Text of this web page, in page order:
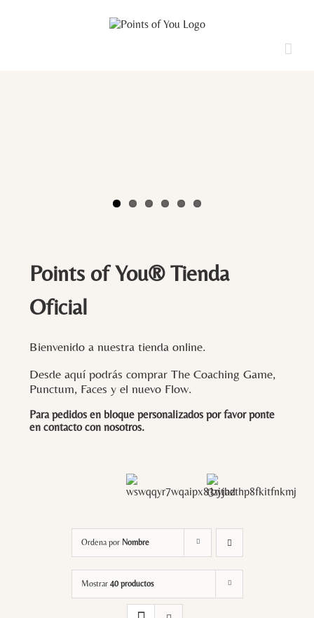
Points of You® Tienda
Oficial
Bienvenido a nuestra tienda online.
Desde aquí podrás comprar The Coaching Game,
Punctum, Faces y el nuevo Flow.
Para pedidos en bloque personalizados por favor ponte
en contacto con nosotros.
Ordena por Nombre
Mostrar 40 productos